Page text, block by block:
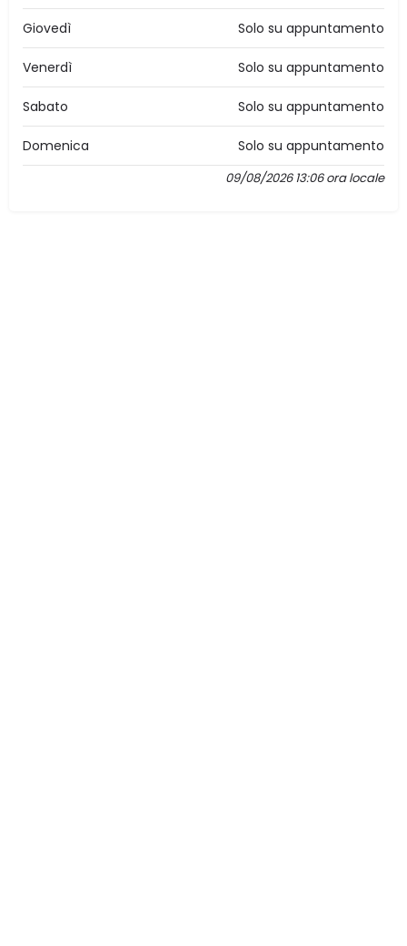
Giovedì Solo su appuntamento
Venerdì Solo su appuntamento
Sabato Solo su appuntamento
Domenica Solo su appuntamento
09/08/2026 13:06 ora locale